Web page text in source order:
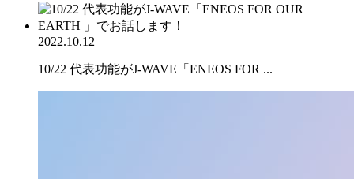
2022.10.12
10/22 代表功能がJ-WAVE「ENEOS FOR ...